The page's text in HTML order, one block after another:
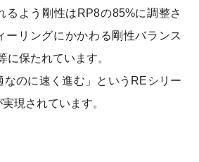
るよう剛性はRP8の85%に調整さ
ーリングにかかわる剛性バランス
に保たれています。
なのに速く進む」というREシリー
現されています。